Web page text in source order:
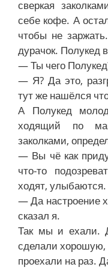
сверкая
себе кофе. А
чтобы не
дурачок. Полукед
— Ты чего
— Я? Да это,
тут же нашёлся
А Полукед
ходящий по
заколками,
— Вы чё как
что-то
ходят, улыбаются.
— Да настроение
сказал я.
Так мы и ехали.
сделали хорошую,
проехали на раз.